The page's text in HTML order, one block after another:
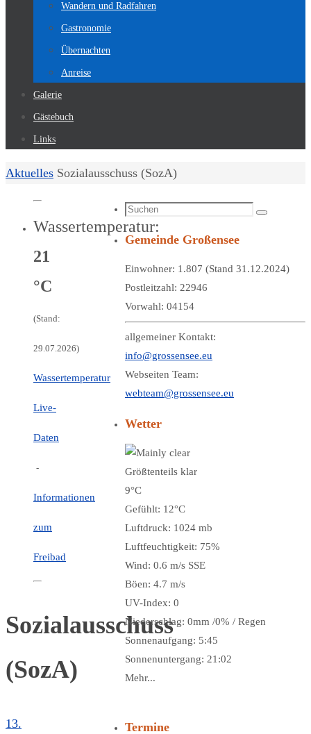
Wandern und Radfahren
Gastronomie
Übernachten
Anreise
Galerie
Gästebuch
Links
Start
Aktuelles Sozialausschuss (SozA)
Wassertemperatur:
21
°C
(Stand:
29.07.2026)
Wassertemperatur
Live-
Daten
-
Informationen
zum
Freibad
Sozialausschuss
(SozA)
13.
Suchen
nach:
Suchen
Gemeinde Großensee
Einwohner: 1.807 (Stand 31.12.2024)
Postleitzahl: 22946
Vorwahl: 04154
allgemeiner Kontakt:
info@grossensee.eu
Webseiten Team:
webteam@grossensee.eu
Wetter
Größtenteils klar
9°C
Gefühlt: 12°C
Luftdruck: 1024 mb
Luftfeuchtigkeit: 75%
Wind: 0.6 m/s SSE
Böen: 4.7 m/s
UV-Index: 0
Niederschlag: 0mm /0% / Regen
Sonnenaufgang: 5:45
Sonnenuntergang: 21:02
Mehr...
Termine